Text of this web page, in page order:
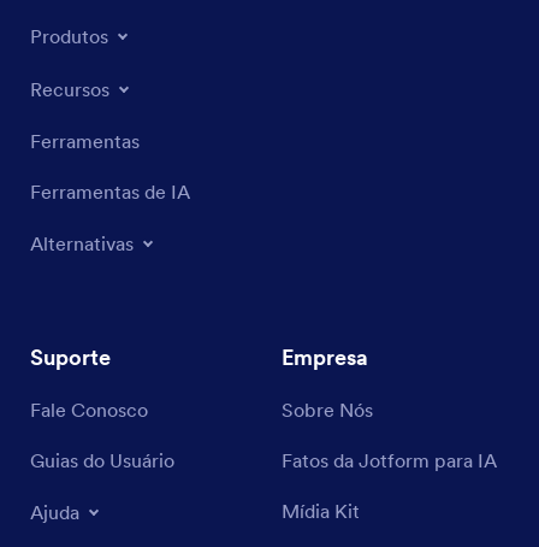
Produtos
Recursos
Ferramentas
Ferramentas de IA
Alternativas
Suporte
Fale Conosco
Guias do Usuário
Ajuda
Empresa
Sobre Nós
Fatos da Jotform para IA
Mídia Kit